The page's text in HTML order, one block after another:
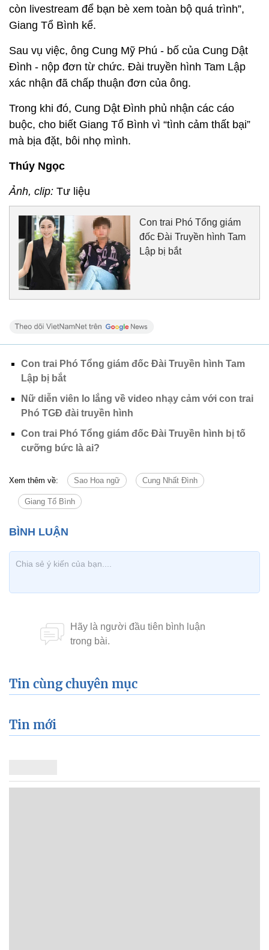
còn livestream để bạn bè xem toàn bộ quá trình”,
Giang Tổ Bình kể.
Sau vụ việc, ông Cung Mỹ Phú - bố của Cung Dật
Đình - nộp đơn từ chức. Đài truyền hình Tam Lập
xác nhận đã chấp thuận đơn của ông.
Trong khi đó, Cung Dật Đình phủ nhận các cáo
buộc, cho biết Giang Tổ Bình vì “tình cảm thất bại”
mà bịa đặt, bôi nhọ mình.
Thúy Ngọc
Ảnh, clip: Tư liệu
Con trai Phó Tổng giám
đốc Đài Truyền hình Tam
Lập bị bắt
Con trai Phó Tổng giám đốc Đài Truyền hình Tam
Lập bị bắt
Nữ diễn viên lo lắng về video nhạy cảm với con trai
Phó TGĐ đài truyền hình
Con trai Phó Tổng giám đốc Đài Truyền hình bị tố
cưỡng bức là ai?
Xem thêm về: Sao Hoa ngữ Cung Nhất Đình
Giang Tổ Bình
Tin cùng chuyên mục
Tin mới